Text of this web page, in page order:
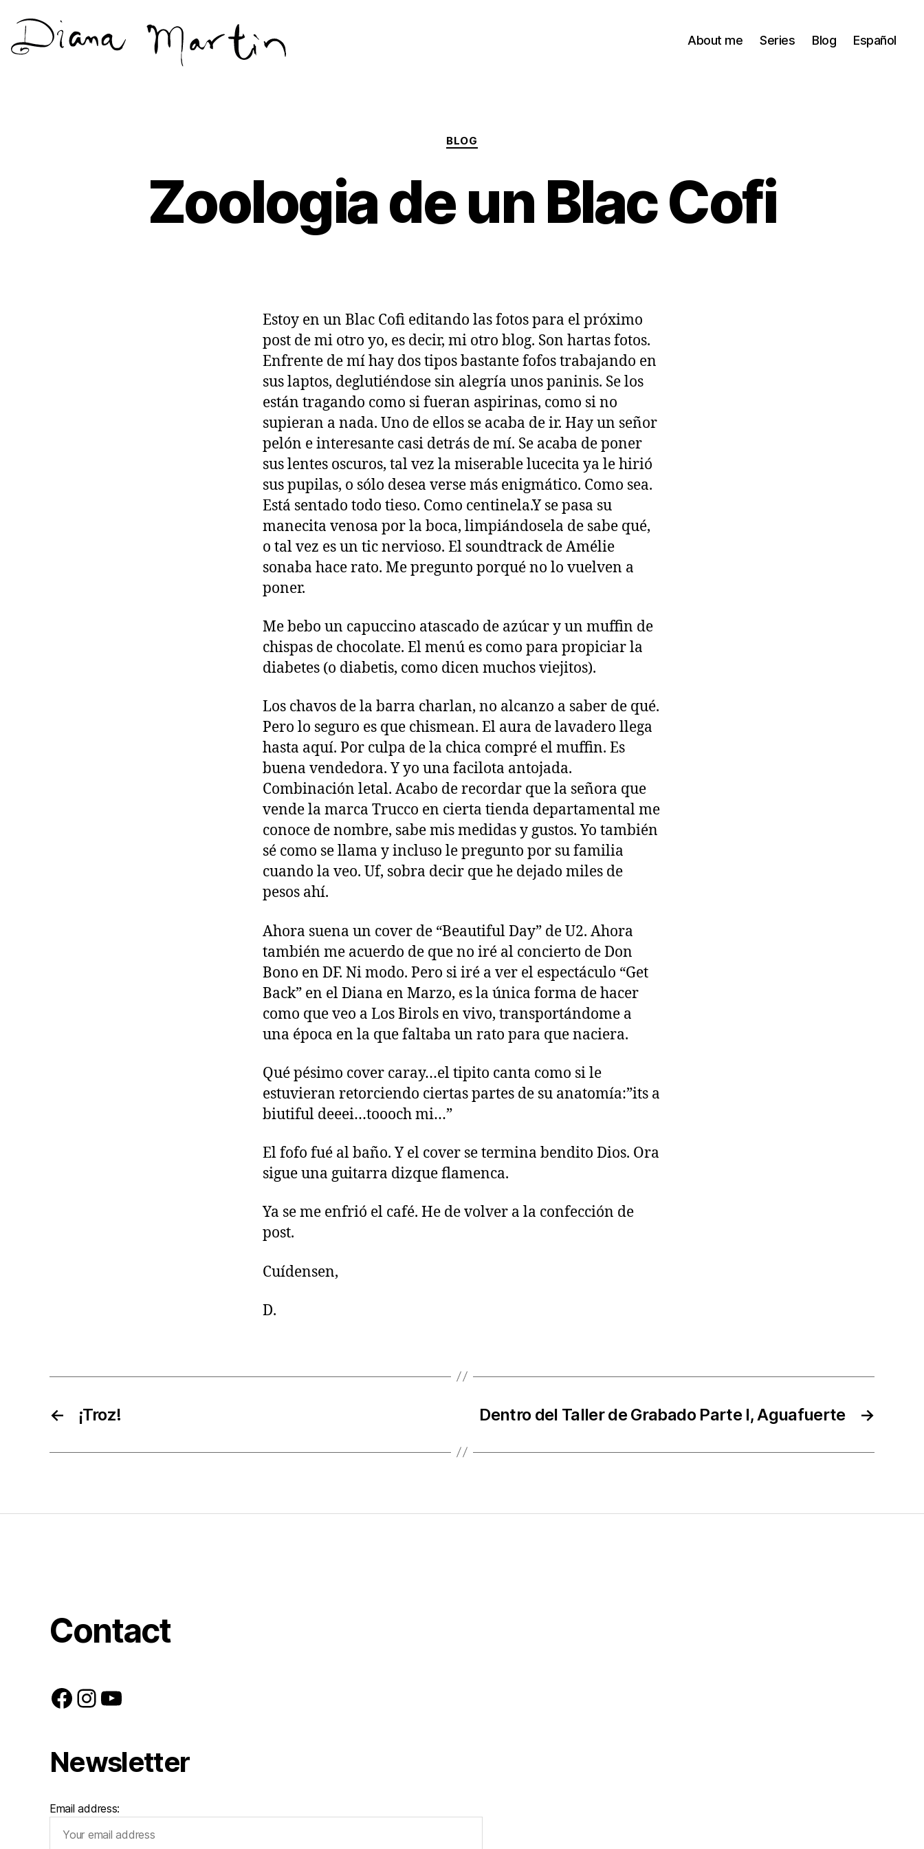
About me Series Blog Español
Categories
BLOG
Zoologia de un Blac Cofi
Estoy en un Blac Cofi editando las fotos para el próximo
post de mi otro yo, es decir, mi otro blog. Son hartas fotos.
Enfrente de mí hay dos tipos bastante fofos trabajando en
sus laptos, deglutiéndose sin alegría unos paninis. Se los
están tragando como si fueran aspirinas, como si no
supieran a nada. Uno de ellos se acaba de ir. Hay un señor
pelón e interesante casi detrás de mí. Se acaba de poner
sus lentes oscuros, tal vez la miserable lucecita ya le hirió
sus pupilas, o sólo desea verse más enigmático. Como sea.
Está sentado todo tieso. Como centinela.Y se pasa su
manecita venosa por la boca, limpiándosela de sabe qué,
o tal vez es un tic nervioso. El soundtrack de Amélie
sonaba hace rato. Me pregunto porqué no lo vuelven a
poner.
Me bebo un capuccino atascado de azúcar y un muffin de
chispas de chocolate. El menú es como para propiciar la
diabetes (o diabetis, como dicen muchos viejitos).
Los chavos de la barra charlan, no alcanzo a saber de qué.
Pero lo seguro es que chismean. El aura de lavadero llega
hasta aquí. Por culpa de la chica compré el muffin. Es
buena vendedora. Y yo una facilota antojada.
Combinación letal. Acabo de recordar que la señora que
vende la marca Trucco en cierta tienda departamental me
conoce de nombre, sabe mis medidas y gustos. Yo también
sé como se llama y incluso le pregunto por su familia
cuando la veo. Uf, sobra decir que he dejado miles de
pesos ahí.
Ahora suena un cover de “Beautiful Day” de U2. Ahora
también me acuerdo de que no iré al concierto de Don
Bono en DF. Ni modo. Pero si iré a ver el espectáculo “Get
Back” en el Diana en Marzo, es la única forma de hacer
como que veo a Los Birols en vivo, transportándome a
una época en la que faltaba un rato para que naciera.
Qué pésimo cover caray…el tipito canta como si le
estuvieran retorciendo ciertas partes de su anatomía:”its a
biutiful deeei…toooch mi…”
El fofo fué al baño. Y el cover se termina bendito Dios. Ora
sigue una guitarra dizque flamenca.
Ya se me enfrió el café. He de volver a la confección de
post.
Cuídensen,
D.
← ¡Troz! →
Dentro del Taller de Grabado Parte I, Aguafuerte
Contact
Facebook
Instagram
YouTube
Newsletter
Email address: